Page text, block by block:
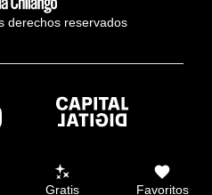
derechos reservados
Gratis Favoritos